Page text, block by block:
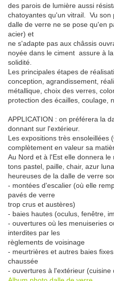
des parois de lumière aussi
chatoyantes qu'un vitrail. Vu son
dalle de verre ne se pose qu'en
acier) et
ne s'adapte pas aux châssis
noyée dans le ciment assure à
solidité.
Les principales étapes de
conception, agrandissement,
métallique, choix des verres,
protection des écailles, coulage,
APPLICATION : on préférera la
donnant sur l'extérieur.
Les expositions très ensoleillées
complètement en valeur sa
Au Nord et à l'Est elle donnera
tons pastel, paille, chair, azur
heureuses de la dalle de verre
- montées d'escalier (où elle
pavés de verre
trop crus et austères)
- baies hautes (oculus, fenêtre,
- ouvertures où les menuiseries
interdites par les
règlements de voisinage
- meurtrières et autres baies
chaussée
- ouvertures à l'extérieur